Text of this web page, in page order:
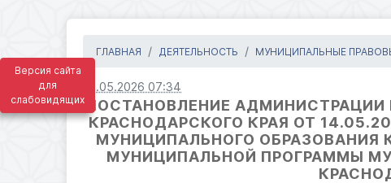
Версия сайта
для
слабовидящих
ГЛАВНАЯ ДЕЯТЕЛЬНОСТЬ МУНИЦИПАЛЬНЫЕ
15.05.2026 07:34
ПОСТАНОВЛЕНИЕ
КРАСНОДАРСКОГО КРАЯ ОТ
МУНИЦИПАЛЬНОГО ОБРАЗОВАНИЯ
МУНИЦИПАЛЬНОЙ ПРОГРАММЫ